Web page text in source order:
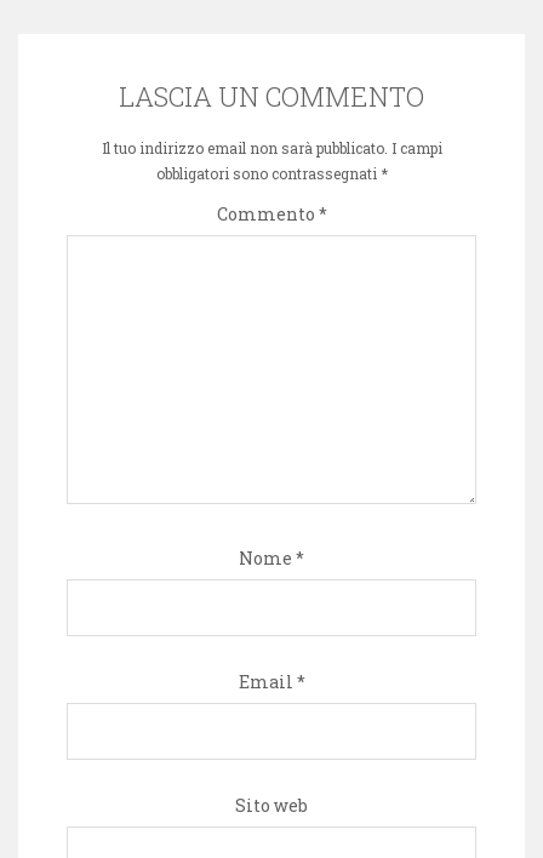
LASCIA UN COMMENTO
Il tuo indirizzo email non sarà pubblicato. I campi
obbligatori sono contrassegnati *
Commento *
Nome *
Email *
Sito web